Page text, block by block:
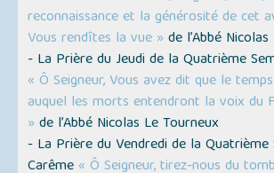
reconnaissance et la générosité de cet
Vous rendîtes la vue » de l’Abbé
- La Prière du Jeudi de la Quatrième
« Ô Seigneur, Vous avez dit que le
auquel les morts entendront la voix du
» de l’Abbé Nicolas Le Tourneux
- La Prière du Vendredi de la Quatrième
Carême « Ô Seigneur, tirez-nous du